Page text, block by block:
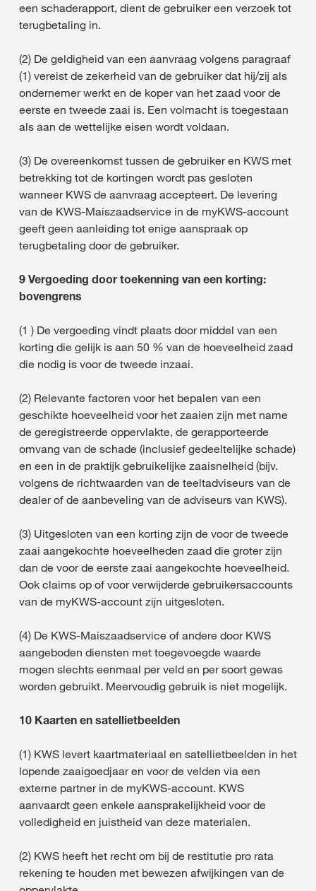
een schaderapport, dient de gebruiker een verzoek tot
terugbetaling in.
(2) De geldigheid van een aanvraag volgens paragraaf
(1) vereist de zekerheid van de gebruiker dat hij/zij als
ondernemer werkt en de koper van het zaad voor de
eerste en tweede zaai is. Een volmacht is toegestaan
als aan de wettelijke eisen wordt voldaan.
(3) De overeenkomst tussen de gebruiker en KWS met
betrekking tot de kortingen wordt pas gesloten
wanneer KWS de aanvraag accepteert. De levering
van de KWS-Maiszaadservice in de myKWS-account
geeft geen aanleiding tot enige aanspraak op
terugbetaling door de gebruiker.
9 Vergoeding door toekenning van een korting:
bovengrens
(1 ) De vergoeding vindt plaats door middel van een
korting die gelijk is aan 50 % van de hoeveelheid zaad
die nodig is voor de tweede inzaai.
(2) Relevante factoren voor het bepalen van een
geschikte hoeveelheid voor het zaaien zijn met name
de geregistreerde oppervlakte, de gerapporteerde
omvang van de schade (inclusief gedeeltelijke schade)
en een in de praktijk gebruikelijke zaaisnelheid (bijv.
volgens de richtwaarden van de teeltadviseurs van de
dealer of de aanbeveling van de adviseurs van KWS).
(3) Uitgesloten van een korting zijn de voor de tweede
zaai aangekochte hoeveelheden zaad die groter zijn
dan de voor de eerste zaai aangekochte hoeveelheid.
Ook claims op of voor verwijderde gebruikersaccounts
van de myKWS-account zijn uitgesloten.
(4) De KWS-Maiszaadservice of andere door KWS
aangeboden diensten met toegevoegde waarde
mogen slechts eenmaal per veld en per soort gewas
worden gebruikt. Meervoudig gebruik is niet mogelijk.
10 Kaarten en satellietbeelden
(1) KWS levert kaartmateriaal en satellietbeelden in het
lopende zaaigoedjaar en voor de velden via een
externe partner in de myKWS-account. KWS
aanvaardt geen enkele aansprakelijkheid voor de
volledigheid en juistheid van deze materialen.
(2) KWS heeft het recht om bij de restitutie pro rata
rekening te houden met bewezen afwijkingen van de